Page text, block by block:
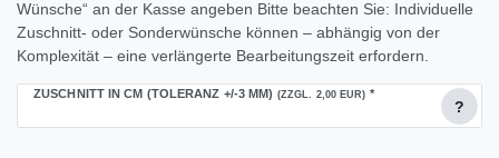
Wünsche“ an der Kasse angeben Bitte beachten Sie: Individuelle
Zuschnitt- oder Sonderwünsche können – abhängig von der
Komplexität – eine verlängerte Bearbeitungszeit erfordern.
ZUSCHNITT IN CM (TOLERANZ +/-3 MM) (ZZGL. 2,00 EUR) *
?